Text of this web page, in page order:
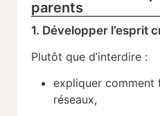
parents
1. Développer l’esprit
Plutôt que d’interdire :
expliquer comment
réseaux,